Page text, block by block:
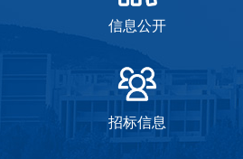
信息公开
招标信息